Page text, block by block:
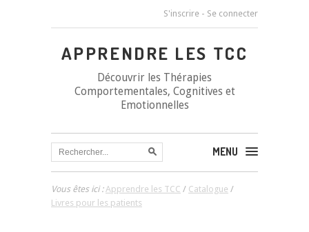
S'inscrire - Se connecter
APPRENDRE LES TCC
Découvrir les Thérapies
Comportementales, Cognitives et
Emotionnelles
MENU
Vous êtes ici :Apprendre les TCC / Catalogue /
Livres pour les patients